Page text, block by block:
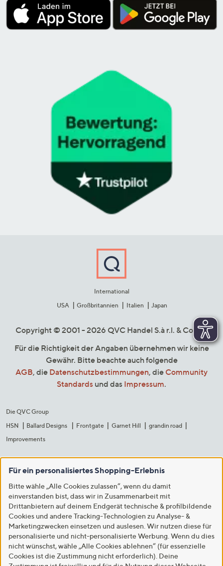
International
USA
Großbritannien Italien Japan
Copyright © 2001 - 2026 QVC Handel S.à r.l. & Co. KG
Für die Richtigkeit der Angaben übernehmen wir keine
Gewähr. Bitte beachte auch folgende
AGB, die Datenschutzbestimmungen, die Community
Standards und das Impressum.
Die QVC Group
HSN
Ballard Designs Frontgate Garnet Hill
grandin road
Improvements
Für ein personalisiertes Shopping-Erlebnis
Bitte wähle „Alle Cookies zulassen“, wenn du damit
einverstanden bist, dass wir in Zusammenarbeit mit
Drittanbietern auf deinem Endgerät technische & profilbildende
Cookies und andere Tracking-Technologien zu Analyse- &
Marketingzwecken einsetzen und auslesen. Wir nutzen diese für
personalisierte und nicht-personalisierte Werbung. Wenn du dies
nicht wünschst, wähle „Alle Cookies ablehnen“ (für essenzielle
Cookies ist die Zustimmung nicht erforderlich). Deine